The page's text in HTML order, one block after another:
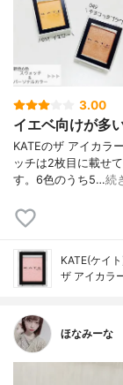
3.00
イエベ向けが多
KATEのザ アイカラ
ッチは2枚目に載せ
す。6色のうち5…続
KATE(ケイ
ザ アイカラ
ほなみーな